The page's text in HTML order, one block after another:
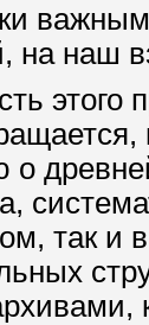
на наш
этого
так и